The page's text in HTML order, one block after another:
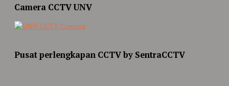
Camera CCTV UNV
Pusat perlengkapan CCTV by SentraCCTV